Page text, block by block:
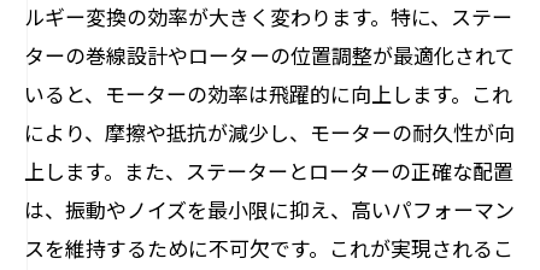
ルギー変換の効率が大きく変わります。特に、ステー
ターの巻線設計やローターの位置調整が最適化されて
いると、モーターの効率は飛躍的に向上します。これ
により、摩擦や抵抗が減少し、モーターの耐久性が向
上します。また、ステーターとローターの正確な配置
は、振動やノイズを最小限に抑え、高いパフォーマン
スを維持するために不可欠です。これが実現されるこ